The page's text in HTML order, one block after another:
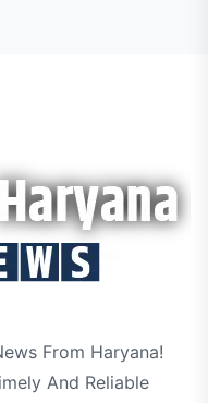
From Haryana!
And Reliable